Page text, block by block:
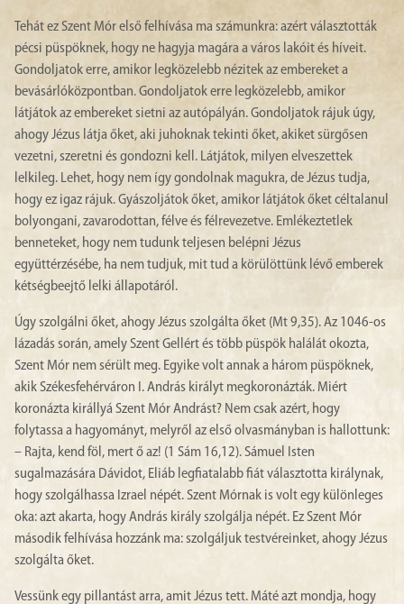
Tehát ez Szent Mór első felhívása ma számunkra: azért választották
pécsi püspöknek, hogy ne hagyja magára a város lakóit és híveit.
Gondoljatok erre, amikor legközelebb nézitek az embereket a
bevásárlóközpontban. Gondoljatok erre legközelebb, amikor
látjátok az embereket sietni az autópályán. Gondoljatok rájuk úgy,
ahogy Jézus látja őket, aki juhoknak tekinti őket, akiket sürgősen
vezetni, szeretni és gondozni kell. Látjátok, milyen elveszettek
lelkileg. Lehet, hogy nem így gondolnak magukra, de Jézus tudja,
hogy ez igaz rájuk. Gyászoljátok őket, amikor látjátok őket céltalanul
bolyongani, zavarodottan, félve és félrevezetve. Emlékeztetlek
benneteket, hogy nem tudunk teljesen belépni Jézus
együttérzésébe, ha nem tudjuk, mit tud a körülöttünk lévő emberek
kétségbeejtő lelki állapotáról.
Úgy szolgálni őket, ahogy Jézus szolgálta őket (Mt 9,35). Az 1046-os
lázadás során, amely Szent Gellért és több püspök halálát okozta,
Szent Mór nem sérült meg. Egyike volt annak a három püspöknek,
akik Székesfehérváron I. András királyt megkoronázták. Miért
koronázta királlyá Szent Mór Andrást? Nem csak azért, hogy
folytassa a hagyományt, melyről az első olvasmányban is hallottunk:
– Rajta, kend föl, mert ő az! (1 Sám 16,12). Sámuel Isten
sugalmazására Dávidot, Eliáb legfiatalabb fiát választotta királynak,
hogy szolgálhassa Izrael népét. Szent Mórnak is volt egy különleges
oka: azt akarta, hogy András király szolgálja népét. Ez Szent Mór
második felhívása hozzánk ma: szolgáljuk testvéreinket, ahogy Jézus
szolgálta őket.
Vessünk egy pillantást arra, amit Jézus tett. Máté azt mondja, hogy